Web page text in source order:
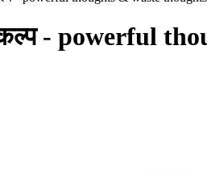
- powerful